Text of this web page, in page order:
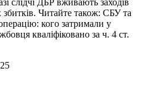
слідчі ДБР вживають заходів
Читайте також: СБУ та
кого затримали у
кваліфіковано за ч. 4 ст.